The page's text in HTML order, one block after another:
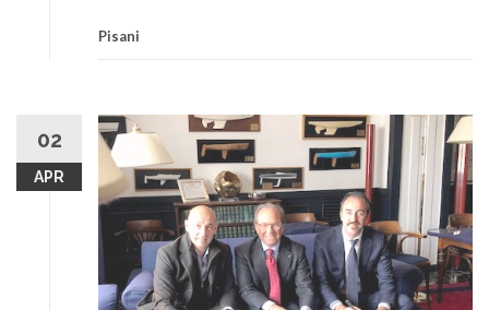
Pisani
02
APR